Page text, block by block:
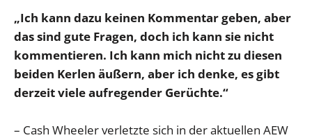
„Ich kann dazu keinen Kommentar geben, aber
das sind gute Fragen, doch ich kann sie nicht
kommentieren. Ich kann mich nicht zu diesen
beiden Kerlen äußern, aber ich denke, es gibt
derzeit viele aufregender Gerüchte.“
– Cash Wheeler verletzte sich in der aktuellen AEW